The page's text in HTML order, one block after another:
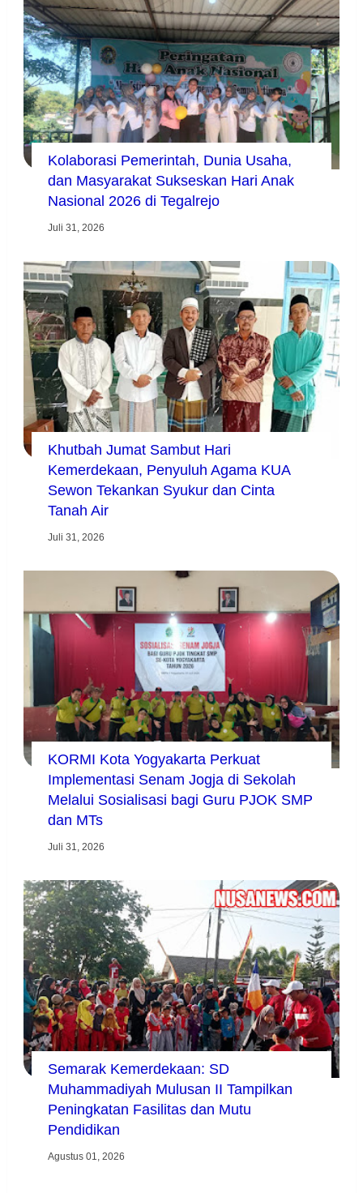
Kolaborasi Pemerintah, Dunia Usaha,
dan Masyarakat Sukseskan Hari Anak
Nasional 2026 di Tegalrejo
Juli 31, 2026
Khutbah Jumat Sambut Hari
Kemerdekaan, Penyuluh Agama KUA
Sewon Tekankan Syukur dan Cinta
Tanah Air
Juli 31, 2026
KORMI Kota Yogyakarta Perkuat
Implementasi Senam Jogja di Sekolah
Melalui Sosialisasi bagi Guru PJOK SMP
dan MTs
Juli 31, 2026
Semarak Kemerdekaan: SD
Muhammadiyah Mulusan II Tampilkan
Peningkatan Fasilitas dan Mutu
Pendidikan
Agustus 01, 2026